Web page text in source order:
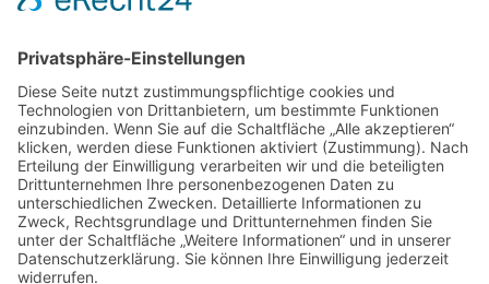
Ich erkläre mich damit einverstanden, dass meine Daten zur
Beantwortung meiner Anfrage verwendet werden, s.
Datenschutzerklärung.
Absenden